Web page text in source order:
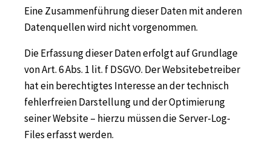
Eine Zusammenführung dieser Daten mit anderen
Datenquellen wird nicht vorgenommen.
Die Erfassung dieser Daten erfolgt auf Grundlage
von Art. 6 Abs. 1 lit. f DSGVO. Der Websitebetreiber
hat ein berechtigtes Interesse an der technisch
fehlerfreien Darstellung und der Optimierung
seiner Website – hierzu müssen die Server-Log-
Files erfasst werden.